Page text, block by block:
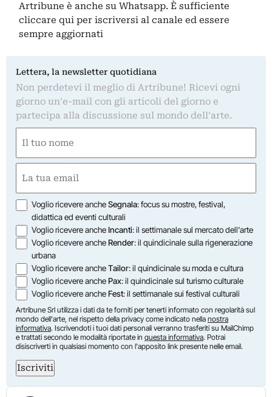
Artribune è anche su Whatsapp. È sufficiente
cliccare qui per iscriversi al canale ed essere
sempre aggiornati
Lettera, la newsletter quotidiana
Non perdetevi il meglio di Artribune! Ricevi ogni
giorno un'e-mail con gli articoli del giorno e
partecipa alla discussione sul mondo dell'arte.
(Required)
First
(Required)
Opzioni
Voglio ricevere ancheSegnala: focus su mostre, festival,
didattica ed eventi culturali
Voglio ricevere ancheIncanti: il settimanale sul mercato dell'arte
Voglio ricevere ancheRender: il quindicinale sulla rigenerazione
urbana
Voglio ricevere ancheTailor: il quindicinale su moda e cultura
Voglio ricevere anchePax: il quindicinale sul turismo culturale
Voglio ricevere ancheFest: il settimanale sui festival culturali
Artribune Srl utilizza i dati da te forniti per tenerti informato con regolarità sul
mondo dell'arte, nel rispetto della privacy come indicato nella nostra
informativa. Iscrivendoti i tuoi dati personali verranno trasferiti su MailChimp
e trattati secondo le modalità riportate in questa informativa. Potrai
disiscriverti in qualsiasi momento con l'apposito link presente nelle email.
Iscriviti